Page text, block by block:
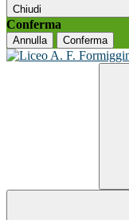
Chiudi
Conferma
Annulla Conferma